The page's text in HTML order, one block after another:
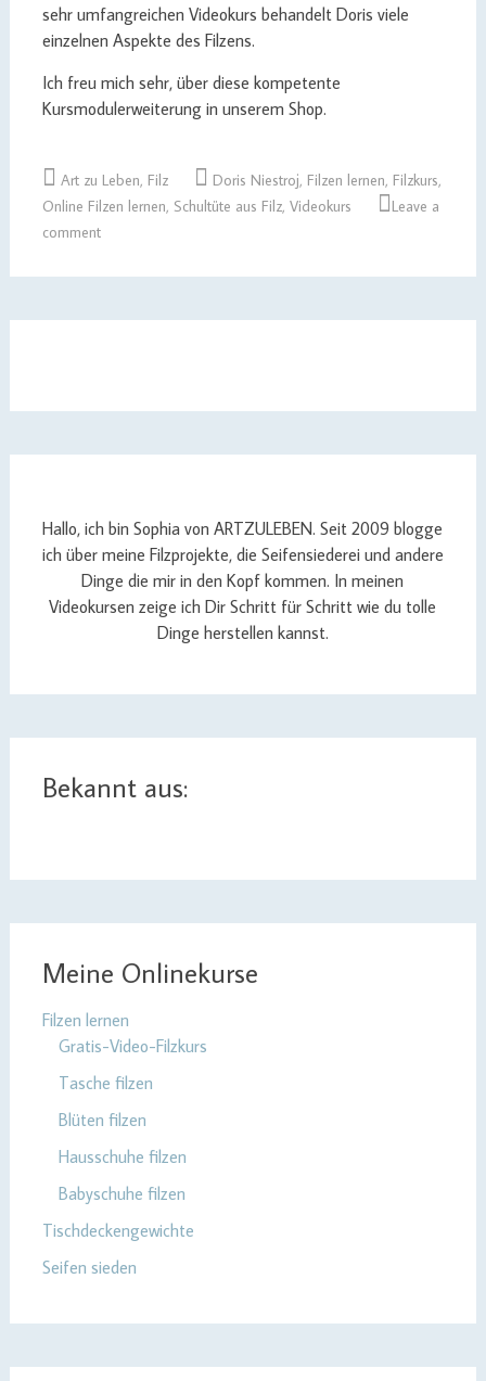
sehr umfangreichen Videokurs behandelt Doris viele
einzelnen Aspekte des Filzens.
Ich freu mich sehr, über diese kompetente
Kursmodulerweiterung in unserem Shop.
Art zu Leben, Filz Doris Niestroj, Filzen lernen, Filzkurs,
Online Filzen lernen, Schultüte aus Filz, Videokurs
Leave a
comment
Hallo, ich bin Sophia von ARTZULEBEN. Seit 2009 blogge
ich über meine Filzprojekte, die Seifensiederei und andere
Dinge die mir in den Kopf kommen. In meinen
Videokursen zeige ich Dir Schritt für Schritt wie du tolle
Dinge herstellen kannst.
Bekannt aus:
Meine Onlinekurse
Filzen lernen
Gratis-Video-Filzkurs
Tasche filzen
Blüten filzen
Hausschuhe filzen
Babyschuhe filzen
Tischdeckengewichte
Seifen sieden